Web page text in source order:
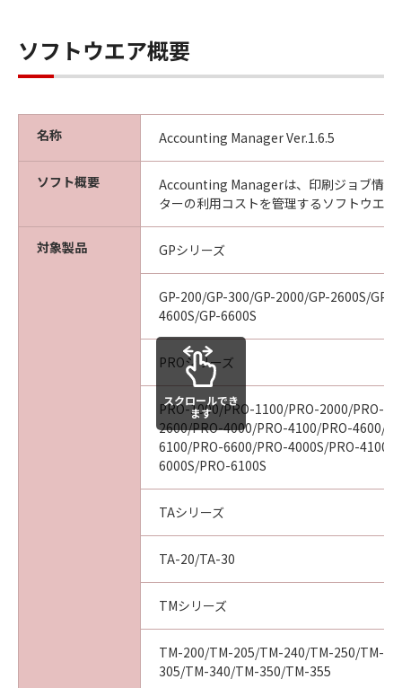
(1) 「本ソフトウエア」は、『現状のまま』の
状態で使用許諾されます。キヤノン、キヤノン
は、「本ソフトウエア」に関して、商品性及び
特定の目的への適合性の保証を含め、いかなる
保証も、明示たると黙示たるとを問わず一切し
ないものとします。
(2) キヤノン、キヤノンの関連会社、それらの販
売代理店及び販売店は、「許諾ソフトウエア」
の使用または使用不能から生ずるいかなる損害
損害を含むがこれらに限定されない）につい
て、一切の責任を負わないものとします。例
え、キヤノン、キヤノンの関連会社、それらの
販売代理店及び販売店がかかる損害の可能性に
ついて知らされていた場合でも同様です。
(3) キヤノン、キヤノンの関連会社、それらの販
売代理店及び販売店は、「本ソフトウエア」の
使用に起因または関連してお客様と第三者との
間に生じたいかなる紛争についても、一切責任
(4) 以上が、「本ソフトウエア」に関するキヤノ
ン、キヤノンの関連会社、それらの販売代理店
お客様は、日本国政府または関連する外国政府
より必要な認可等を得ることなしに「本ソフト
ウエア」の全部または一部を、直接または間接
に輸出してはなりません。
ソフトウエア概要
名称 Accounting Manager Ver.1.6.5
ソフト概要
Accounting Managerは、印刷ジョブ情報
ターの利用コストを管理するソフトウエア
対象製品 GPシリーズ
GP-200/GP-300/GP-2000/GP-2600S/GP-
4600S/GP-6600S
PROシリーズ
PRO-1000/PRO-1100/PRO-2000/PRO-
2600/PRO-4000/PRO-4100/PRO-4600/
6100/PRO-6600/PRO-4000S/PRO-
6000S/PRO-6100S
TAシリーズ
TA-20/TA-30
TMシリーズ
TM-200/TM-205/TM-240/TM-250/TM-
305/TM-340/TM-350/TM-355
スクロールでき
ます